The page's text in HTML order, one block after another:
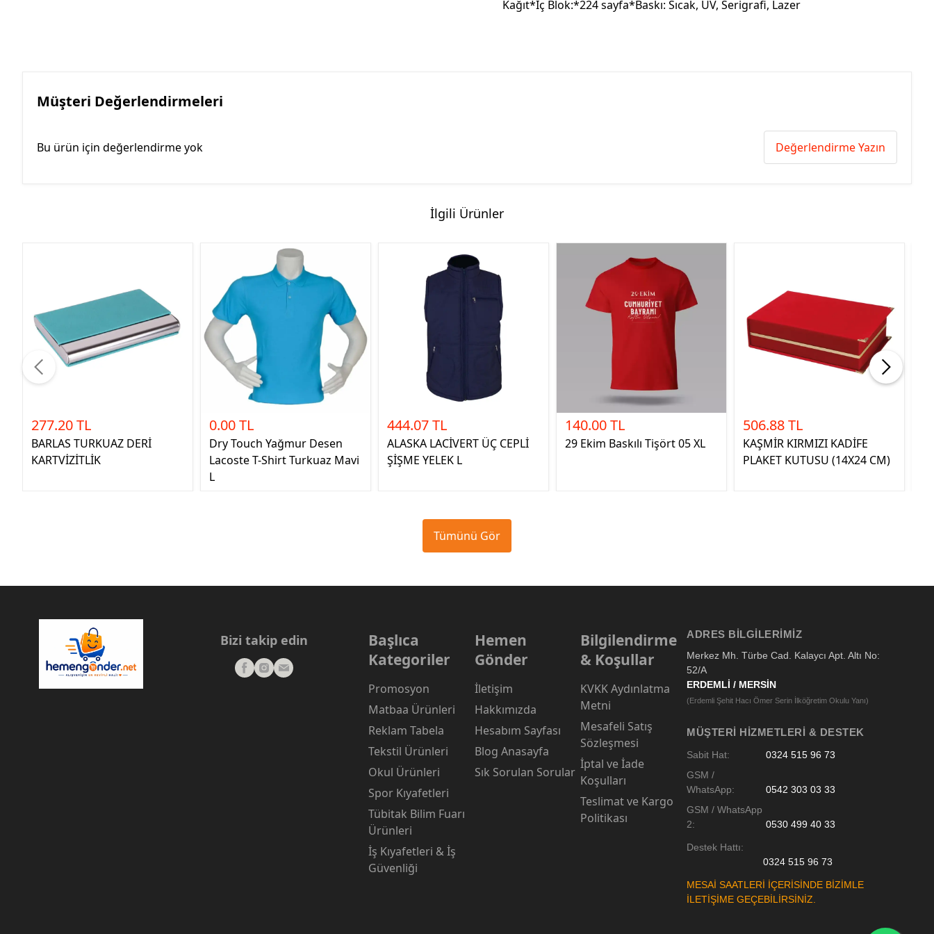
Kağıt*İç Blok:*224 sayfa*Baskı: Sıcak, UV, Serigrafi, Lazer
Müşteri Değerlendirmeleri
Bu ürün için değerlendirme yok Değerlendirme Yazın
İlgili Ürünler
277.20 TL
BARLAS TURKUAZ DERİ
KARTVİZİTLİK
0.00 TL
Dry Touch Yağmur Desen
Lacoste T-Shirt Turkuaz Mavi
L
444.07 TL
ALASKA LACİVERT ÜÇ CEPLİ
ŞİŞME YELEK L
140.00 TL
29 Ekim Baskılı Tişört 05 XL
506.88 TL
KAŞMİR KIRMIZI KADİFE
PLAKET KUTUSU (14X24 CM)
Tümünü Gör
Bizi takip edin
Başlıca
Kategoriler
Promosyon
Matbaa Ürünleri
Reklam Tabela
Tekstil Ürünleri
Okul Ürünleri
Spor Kıyafetleri
Tübitak Bilim Fuarı
Ürünleri
İş Kıyafetleri & İş
Güvenliği
Hemen
Gönder
İletişim
Hakkımızda
Hesabım Sayfası
Blog Anasayfa
Sık Sorulan Sorular
Bilgilendirme
& Koşullar
KVKK Aydınlatma
Metni
Mesafeli Satış
Sözleşmesi
İptal ve İade
Koşulları
Teslimat ve Kargo
Politikası
ADRES BILGILERIMIZ
Merkez Mh. Türbe Cad. Kalaycı Apt. Altı No:
52/A
ERDEMLİ / MERSİN
(Erdemli Şehit Hacı Ömer Serin İlköğretim Okulu Yanı)
MÜŞTERI HIZMETLERI & DESTEK
Sabit Hat:
0324 515 96 73
GSM /
WhatsApp:
0542 303 03 33
GSM / WhatsApp
2:
0530 499 40 33
Destek Hattı:
0324 515 96 73
MESAİ SAATLERİ İÇERİSİNDE BİZİMLE
İLETİŞİME GEÇEBİLİRSİNİZ.